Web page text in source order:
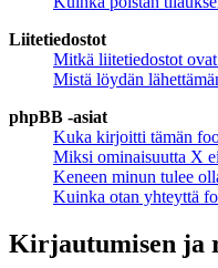
Liitetiedostot
Mitkä liitetiedostot
Mistä löydän
phpBB -asiat
Kuka kirjoitti tämän
Miksi ominaisuutta X
Keneen minun tulee
Kuinka otan yhteyttä
Kirjautumisen ja